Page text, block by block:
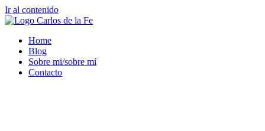
Ir al contenido
Home
Blog
Sobre mi/sobre mí
Contacto